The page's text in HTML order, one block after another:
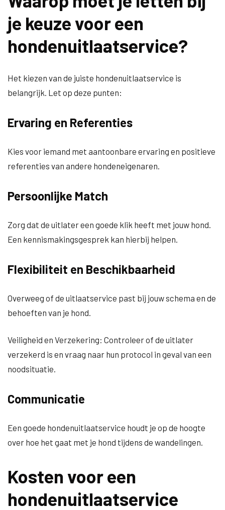
je keuze voor een
hondenuitlaatservice?
Het kiezen van de juiste hondenuitlaatservice is
belangrijk. Let op deze punten:
Ervaring en Referenties
Kies voor iemand met aantoonbare ervaring en positieve
referenties van andere hondeneigenaren.
Persoonlijke Match
Zorg dat de uitlater een goede klik heeft met jouw hond.
Een kennismakingsgesprek kan hierbij helpen.
Flexibiliteit en Beschikbaarheid
Overweeg of de uitlaatservice past bij jouw schema en de
behoeften van je hond.
Veiligheid en Verzekering: Controleer of de uitlater
verzekerd is en vraag naar hun protocol in geval van een
noodsituatie.
Communicatie
Een goede hondenuitlaatservice houdt je op de hoogte
over hoe het gaat met je hond tijdens de wandelingen.
Kosten voor een
hondenuitlaatservice